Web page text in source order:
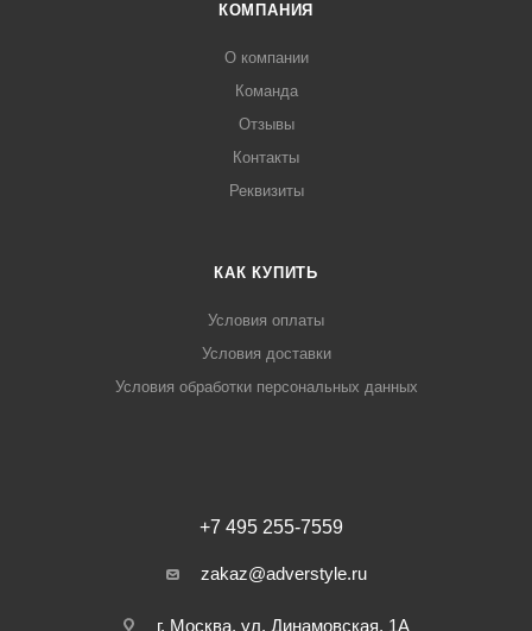
КОМПАНИЯ
О компании
Команда
Отзывы
Контакты
Реквизиты
КАК КУПИТЬ
Условия оплаты
Условия доставки
Условия обработки персональных данных
+7 495 255-7559
zakaz@adverstyle.ru
г. Москва, ул. Динамовская, 1А